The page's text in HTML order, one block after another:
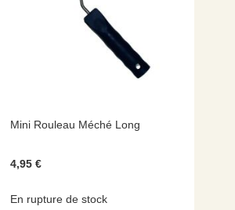
Mini Rouleau Méché Long
4,95 €
En rupture de stock